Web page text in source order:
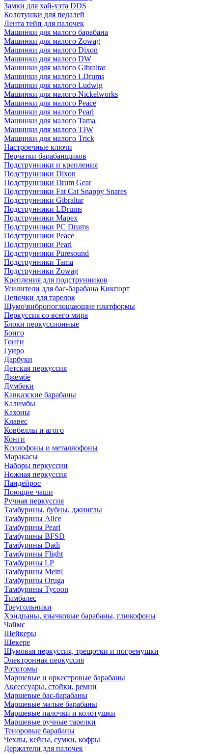
Замки для хай-хэта DDS
Колотушки для педалей
Лента тейп для палочек
Машинки для малого барабана
Машинки для малого Zowag
Машинки для малого Dixon
Машинки для малого DW
Машинки для малого Gibraltar
Машинки для малого LDrums
Машинки для малого Ludwig
Машинки для малого Nickelworks
Машинки для малого Peace
Машинки для малого Pearl
Машинки для малого Tama
Машинки для малого TJW
Машинки для малого Trick
Настроечные ключи
Перчатки барабанщиков
Подструнники и крепления
Подструнники Dixon
Подструнники Drum Gear
Подструнники Fat Cat Snappy Snares
Подструнники Gibraltar
Подструнники LDrums
Подструнники Mapex
Подструнники PC Drums
Подструнники Peace
Подструнники Pearl
Подструнники Puresound
Подструнники Tama
Подструнники Zowag
Крепления для подструнников
Усилители для бас-барабана Кикпорт
Цепочки для тарелок
Шумо\вибропоглощающие платформы
Перкуссия со всего мира
Блоки перкуссионные
Бонго
Гонги
Гуиро
Дарбуки
Детская перкуссия
Джембе
Думбеки
Кавказские барабаны
Калимбы
Кахоны
Клавес
Ковбеллы и агого
Конги
Ксилофоны и металлофоны
Маракасы
Наборы перкуссии
Ножная перкуссия
Пандейрос
Поющие чаши
Ручная перкуссия
Тамбурины, бубны, джинглы
Тамбурины Alice
Тамбурины Pearl
Тамбурины BFSD
Тамбурины Dadi
Тамбурины Flight
Тамбурины LP
Тамбурины Meinl
Тамбурины Oruga
Тамбурины Tycoon
Тимбалес
Треугольники
Хэндпаны, язычковые барабаны, глюкофоны
Чаймс
Шейкеры
Шекере
Шумовая перкуссия, трещотки и погремушки
Электронная перкуссия
Рототомы
Маршевые и оркестровые барабаны
Аксессуары, стойки, ремни
Маршевые бас-барабаны
Маршевые малые барабаны
Маршевые палочки и колотушки
Маршевые ручные тарелки
Теноровые барабаны
Чехлы, кейсы, сумки, кофры
Держатели для палочек